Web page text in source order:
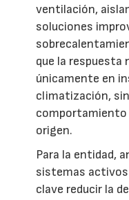
ventilación,
soluciones
que la respuesta
únicamente en
climatización,
comportamiento
origen.
Para la entidad,
sistemas
clave reducir la